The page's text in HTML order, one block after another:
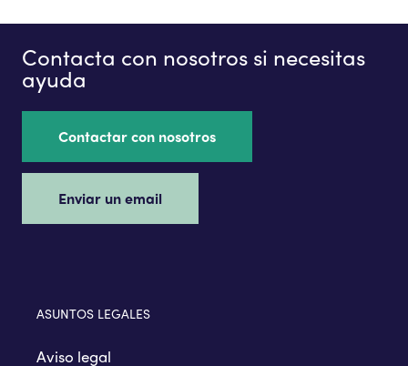
Contacta con nosotros si necesitas
ayuda
Contactar con nosotros
Enviar un email
ASUNTOS LEGALES
Aviso legal